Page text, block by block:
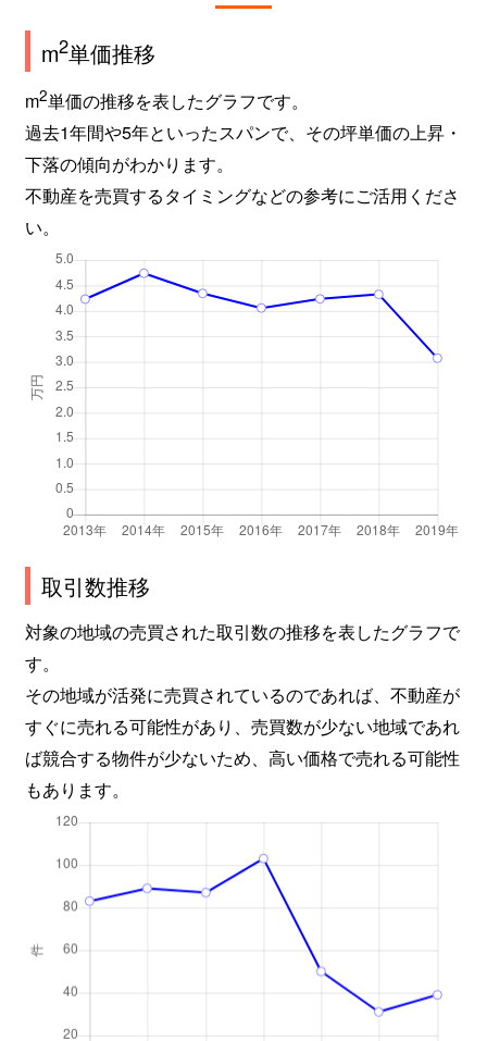
m2単価推移
m2単価の推移を表したグラフです。
過去1年間や5年といったスパンで、その坪単価の上昇・
下落の傾向がわかります。
不動産を売買するタイミングなどの参考にご活用くださ
い。
取引数推移
対象の地域の売買された取引数の推移を表したグラフで
す。
その地域が活発に売買されているのであれば、不動産が
すぐに売れる可能性があり、売買数が少ない地域であれ
ば競合する物件が少ないため、高い価格で売れる可能性
もあります。